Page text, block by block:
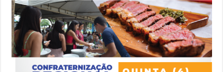
Ituaçu
nesta
quinta
(4)